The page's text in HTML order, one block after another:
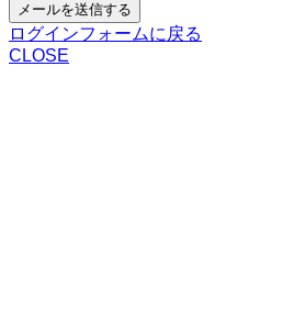
メールを送信する
ログインフォームに戻る
CLOSE